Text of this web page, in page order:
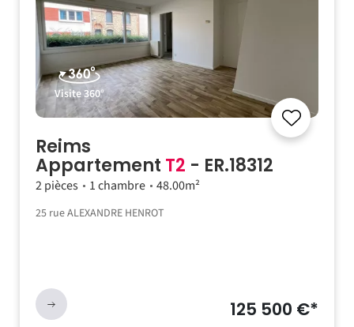
Visite 360°
Reims
Appartement T2 - ER.18312
2 pièces 1 chambre 48.00m²
25 rue ALEXANDRE HENROT
125 500 €*